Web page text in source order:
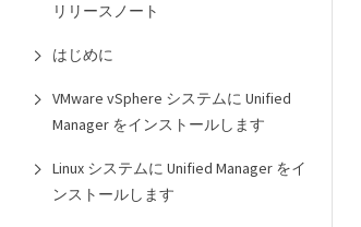
リリースノート
はじめに
VMware vSphere システムに Unified
Manager をインストールします
Linux システムに Unified Manager をイ
ンストールします